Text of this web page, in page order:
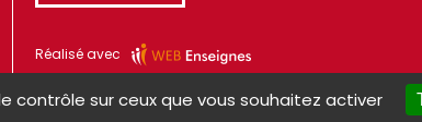
Réalisé avec
contrôle sur ceux que vous souhaitez activer